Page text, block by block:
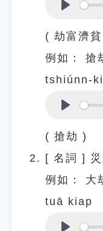
( 劫富濟
例如：
搶
tshiúnn-
( 搶劫 )
[ 名詞 ]
例如：
大
tuā kiap